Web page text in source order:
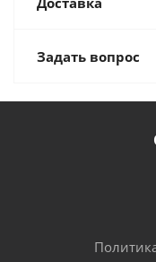
Задать вопрос